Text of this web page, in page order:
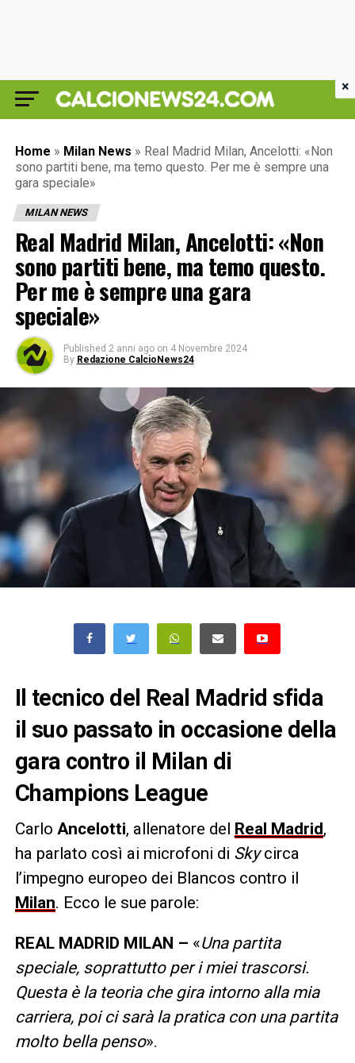
Home » Milan News » Real Madrid Milan, Ancelotti: «Non
sono partiti bene, ma temo questo. Per me è sempre una
gara speciale»
MILAN NEWS
Real Madrid Milan, Ancelotti: «Non
sono partiti bene, ma temo questo.
Per me è sempre una gara
speciale»
Published 2 anni ago on 4 Novembre 2024
By Redazione CalcioNews24
Il tecnico del Real Madrid sfida
il suo passato in occasione della
gara contro il Milan di
Champions League
Carlo Ancelotti, allenatore del Real Madrid,
ha parlato così ai microfoni di Skycirca
l’impegno europeo dei Blancos contro il
Milan. Ecco le sue parole:
REAL MADRID MILAN – «Una partita
speciale, soprattutto per i miei trascorsi.
Questa è la teoria che gira intorno alla mia
carriera, poi ci sarà la pratica con una partita
molto bella penso».
×